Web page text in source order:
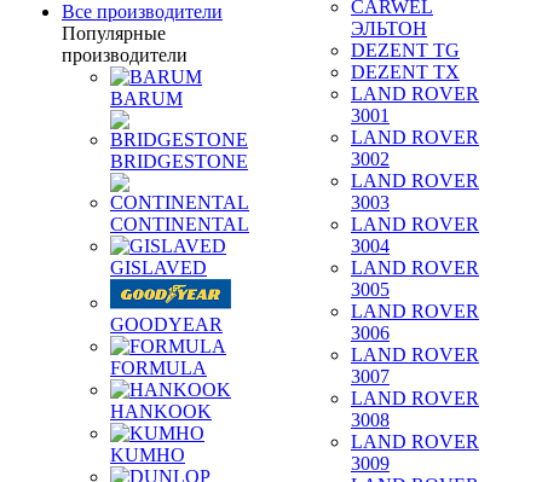
Все производители
Популярные
производители
BARUM
BRIDGESTONE
CONTINENTAL
GISLAVED
GOODYEAR
FORMULA
HANKOOK
KUMHO
CARWEL
ЭЛЬТОН
DEZENT TG
DEZENT TX
LAND ROVER
3001
LAND ROVER
3002
LAND ROVER
3003
LAND ROVER
3004
LAND ROVER
3005
LAND ROVER
3006
LAND ROVER
3007
LAND ROVER
3008
LAND ROVER
3009